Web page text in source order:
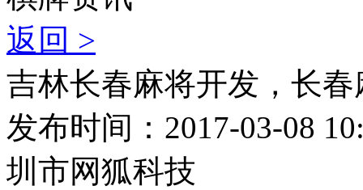
返回 >
吉林长春麻将开发，长
发布时间：2017-03-08
圳市网狐科技